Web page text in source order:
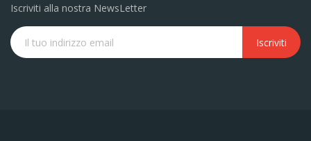
Iscriviti alla nostra NewsLetter
Iscriviti